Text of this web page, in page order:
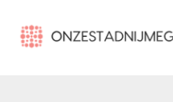
onzestadnijmegen.nl